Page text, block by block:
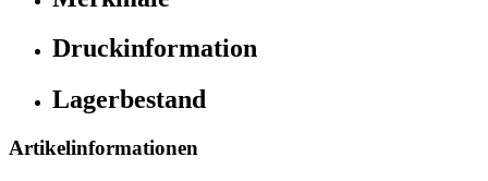
Druckinformation
Lagerbestand
Artikelinformationen